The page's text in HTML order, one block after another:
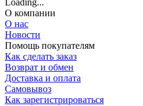
Loading...
О компании
О нас
Новости
Помощь покупателям
Как сделать заказ
Возврат и обмен
Доставка и оплата
Самовывоз
Как зарегистрироваться